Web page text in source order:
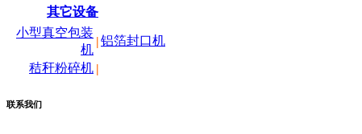
其它设备
小型真空包装
机
|铝箔封口机
秸秆粉碎机 |
联系我们